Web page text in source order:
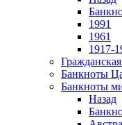
1991
1961
1917-
Банкноты
Банкноты
Назад